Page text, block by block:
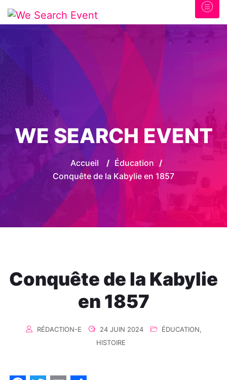
WE SEARCH EVENT
Accueil / Éducation /
Conquête de la Kabylie en 1857
Conquête de la Kabylie
en 1857
RÉDACTION-E 24 JUIN 2024 ÉDUCATION,
HISTOIRE